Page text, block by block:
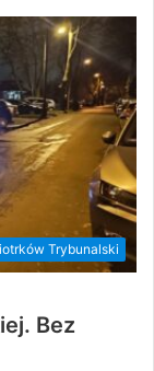
Trybunalski
Bez